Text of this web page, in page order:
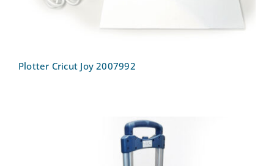
Plotter Cricut Joy 2007992